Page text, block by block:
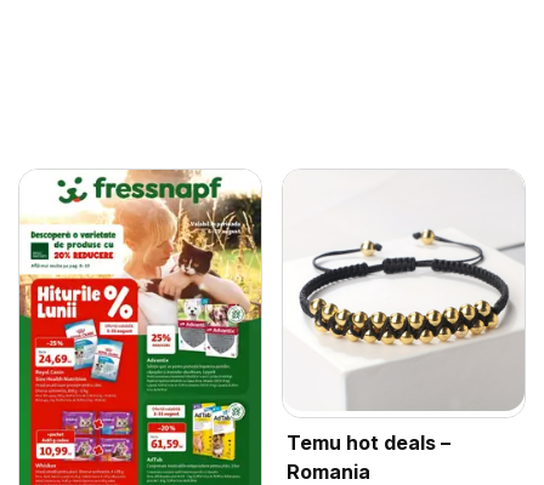
Temu hot deals –
Romania